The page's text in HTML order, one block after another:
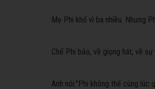
Mẹ Phi khổ vì ba nhiều. Nhưng
Chế Phi bảo, về giọng hát, về
Anh nói:"Phi không thể cùng lúc